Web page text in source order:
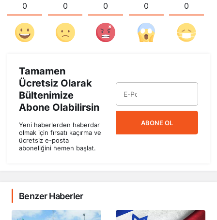
0 0 0 0 0
Tamamen
Ücretsiz Olarak
Bültenimize
Abone Olabilirsin
Yeni haberlerden haberdar
olmak için fırsatı kaçırma ve
ücretsiz e-posta
aboneliğini hemen başlat.
ABONE OL
Benzer Haberler